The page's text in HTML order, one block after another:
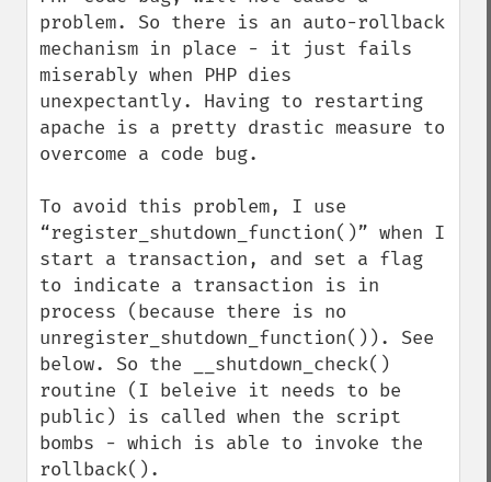
problem. So there is an auto-rollback
mechanism in place - it just fails
miserably when PHP dies
unexpectantly. Having to restarting
apache is a pretty drastic measure to
overcome a code bug.
To avoid this problem, I use
“register_shutdown_function()” when I
start a transaction, and set a flag
to indicate a transaction is in
process (because there is no
unregister_shutdown_function()). See
below. So the __shutdown_check()
routine (I beleive it needs to be
public) is called when the script
bombs - which is able to invoke the
rollback().